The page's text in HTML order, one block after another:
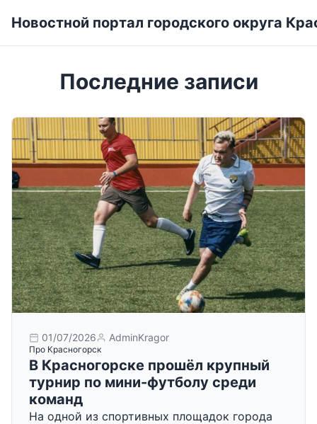
Новостной портал городского округа
Последние записи
01/07/2026 AdminKragor
Про Красногорск
В Красногорске прошёл крупный
турнир по мини-футболу среди
команд
На одной из спортивных площадок города